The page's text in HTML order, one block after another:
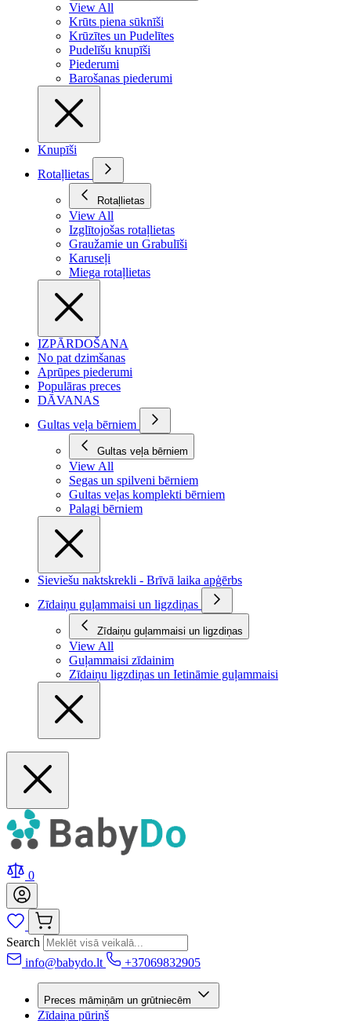
View All
Krūts piena sūknīši
Krūzītes un Pudelītes
Pudelīšu knupīši
Piederumi
Barošanas piederumi
Knupīši
Rotaļlietas
Rotaļlietas
View All
Izglītojošas rotaļlietas
Graužamie un Grabulīši
Karuseļi
Miega rotaļlietas
IZPĀRDOŠANA
No pat dzimšanas
Aprūpes piederumi
Populāras preces
DĀVANAS
Gultas veļa bērniem
Gultas veļa bērniem
View All
Segas un spilveni bērniem
Gultas veļas komplekti bērniem
Palagi bērniem
Sieviešu naktskrekli - Brīvā laika apģērbs
Zīdaiņu guļammaisi un ligzdiņas
Zīdaiņu guļammaisi un ligzdiņas
View All
Guļammaisi zīdainim
Zīdaiņu ligzdiņas un Ietināmie guļammaisi
0
Search
info@babydo.lt
+37069832905
Preces māmiņām un grūtniecēm
Zīdaiņa pūriņš